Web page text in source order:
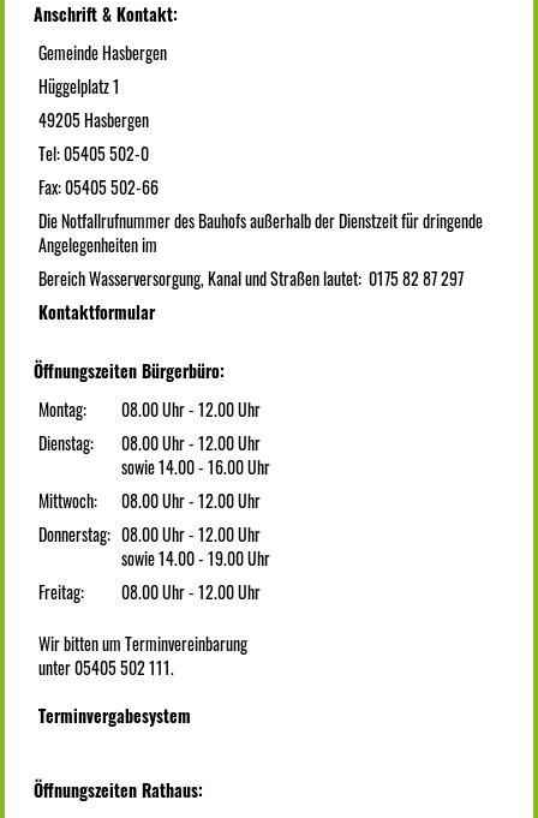
Anschrift & Kontakt:
Gemeinde Hasbergen
Hüggelplatz 1
49205 Hasbergen
Tel: 05405 502-0
Fax: 05405 502-66
Die Notfallrufnummer des Bauhofs außerhalb der Dienstzeit für dringende
Angelegenheiten im
Bereich Wasserversorgung, Kanal und Straßen lautet: 0175 82 87 297
Kontaktformular
Öffnungszeiten Bürgerbüro:
Montag:
08.00 Uhr - 12.00 Uhr
Dienstag:
08.00 Uhr - 12.00 Uhr
sowie 14.00 - 16.00 Uhr
Mittwoch:
08.00 Uhr - 12.00 Uhr
Donnerstag: 08.00 Uhr - 12.00 Uhr
sowie 14.00 - 19.00 Uhr
Freitag:
08.00 Uhr - 12.00 Uhr
Wir bitten um Terminvereinbarung
unter 05405 502 111.
Terminvergabesystem
Öffnungszeiten Rathaus: